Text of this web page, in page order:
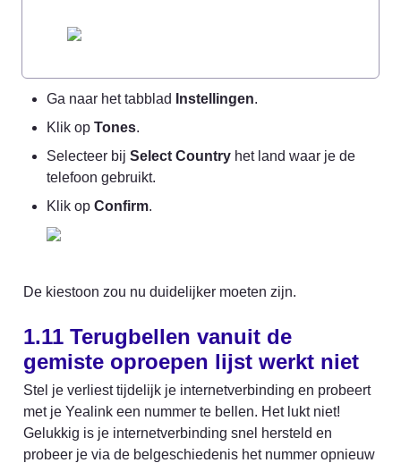
Ga naar het tabblad Instellingen.
Klik op Tones.
Selecteer bij Select Country het land waar je de
telefoon gebruikt.
Klik op Confirm.
De kiestoon zou nu duidelijker moeten zijn.
1.11 Terugbellen vanuit de
gemiste oproepen lijst werkt niet
Stel je verliest tijdelijk je internetverbinding en probeert
met je Yealink een nummer te bellen. Het lukt niet!
Gelukkig is je internetverbinding snel hersteld en
probeer je via de belgeschiedenis het nummer opnieuw